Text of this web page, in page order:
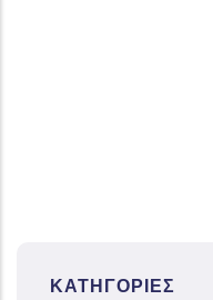
ΚΑΤΗΓΟΡΊΕΣ